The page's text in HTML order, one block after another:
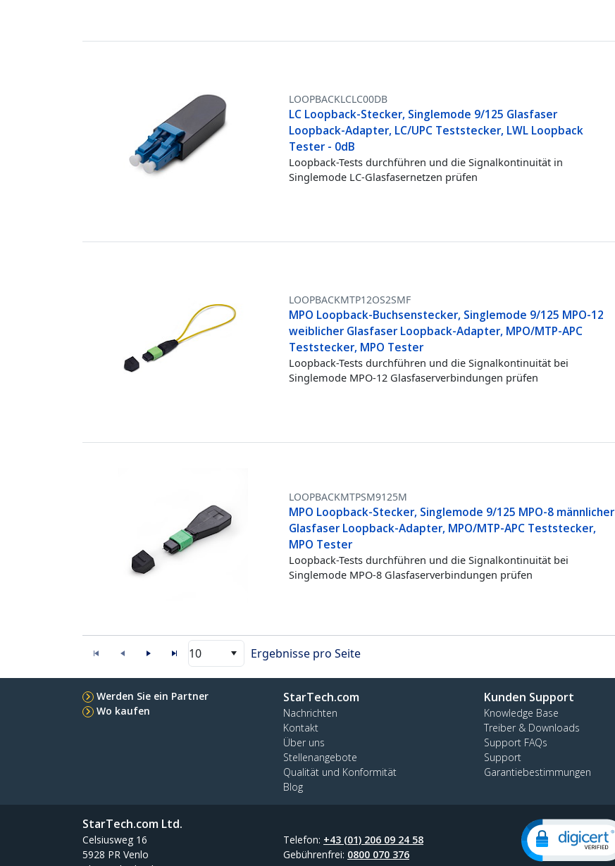
LOOPBACKLCLC00DB
LC Loopback-Stecker, Singlemode 9/125 Glasfaser
Loopback-Adapter, LC/UPC Teststecker, LWL Loopback
Tester - 0dB
Loopback-Tests durchführen und die Signalkontinuität in
Singlemode LC-Glasfasernetzen prüfen
LOOPBACKMTP12OS2SMF
MPO Loopback-Buchsenstecker, Singlemode 9/125 MPO-12
weiblicher Glasfaser Loopback-Adapter, MPO/MTP-APC
Teststecker, MPO Tester
Loopback-Tests durchführen und die Signalkontinuität bei
Singlemode MPO-12 Glasfaserverbindungen prüfen
LOOPBACKMTPSM9125M
MPO Loopback-Stecker, Singlemode 9/125 MPO-8 männlicher
Glasfaser Loopback-Adapter, MPO/MTP-APC Teststecker,
MPO Tester
Loopback-Tests durchführen und die Signalkontinuität bei
Singlemode MPO-8 Glasfaserverbindungen prüfen
10 Ergebnisse pro Seite
Werden Sie ein Partner
Wo kaufen
StarTech.com
Nachrichten
Kontakt
Über uns
Stellenangebote
Qualität und Konformität
Blog
Kunden Support
Knowledge Base
Treiber & Downloads
Support FAQs
Support
Garantiebestimmungen
StarTech.com Ltd.
Celsiusweg 16
5928 PR Venlo
Telefon: +43 (01) 206 09 24 58
Gebührenfrei: 0800 070 376